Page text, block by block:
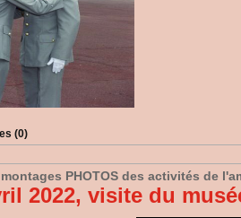
(0)
montages PHOTOS des activités de
2022, visite du